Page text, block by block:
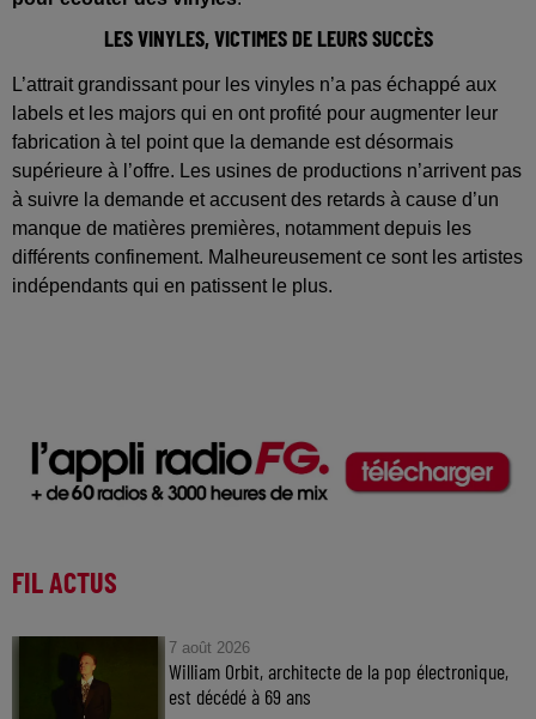
LES VINYLES, VICTIMES DE LEURS SUCCÈS
L’attrait grandissant pour les vinyles n’a pas échappé aux
labels et les majors qui en ont profité pour augmenter leur
fabrication à tel point que la demande est désormais
supérieure à l’offre. Les usines de productions n’arrivent pas
à suivre la demande et accusent des retards à cause d’un
manque de matières premières, notamment depuis les
différents confinement. Malheureusement ce sont les artistes
indépendants qui en patissent le plus.
FIL ACTUS
7 août 2026
William Orbit, architecte de la pop électronique,
est décédé à 69 ans